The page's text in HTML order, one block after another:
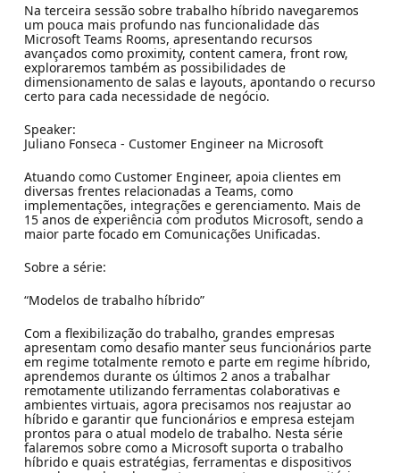
Na terceira sessão sobre trabalho híbrido navegaremos
um pouca mais profundo nas funcionalidade das
Microsoft Teams Rooms, apresentando recursos
avançados como proximity, content camera, front row,
exploraremos também as possibilidades de
dimensionamento de salas e layouts, apontando o recurso
certo para cada necessidade de negócio.
Speaker:
Juliano Fonseca - Customer Engineer na Microsoft
Atuando como Customer Engineer, apoia clientes em
diversas frentes relacionadas a Teams, como
implementações, integrações e gerenciamento. Mais de
15 anos de experiência com produtos Microsoft, sendo a
maior parte focado em Comunicações Unificadas.
Sobre a série:
“Modelos de trabalho híbrido”
Com a flexibilização do trabalho, grandes empresas
apresentam como desafio manter seus funcionários parte
em regime totalmente remoto e parte em regime híbrido,
aprendemos durante os últimos 2 anos a trabalhar
remotamente utilizando ferramentas colaborativas e
ambientes virtuais, agora precisamos nos reajustar ao
híbrido e garantir que funcionários e empresa estejam
prontos para o atual modelo de trabalho. Nesta série
falaremos sobre como a Microsoft suporta o trabalho
híbrido e quais estratégias, ferramentas e dispositivos